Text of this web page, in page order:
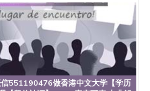
福克斯》杂志评选为全美50强公立综
有来自世界各地的成百上千的海外学
今，这是一所在世界上享有学术地
机会和影响力的高等教育机构，并获
育质量的核心代表。其计算机系与会
美国大学教学排名中表现优异。其毕
其所处地域的世界硅谷中心得到工作
公司甚至在学生大三和大四的学期提
的实习机会。无论是加州大学系统
551190476做香港中文大学【学历